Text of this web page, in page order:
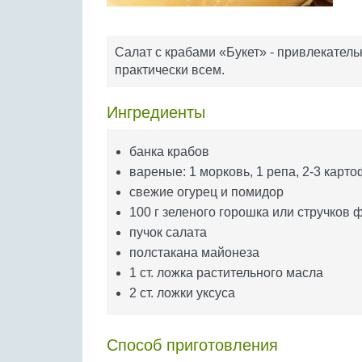
Салат с крабами «Букет» -
практически всем.
Ингредиенты
банка крабов
вареные: 1 морковь, 1 репа, 2-3
свежие огурец и помидор
100 г зеленого горошка или стручков
пучок салата
полстакана майонеза
1 ст. ложка растительного масла
2 ст. ложки уксуса
Способ приготовления